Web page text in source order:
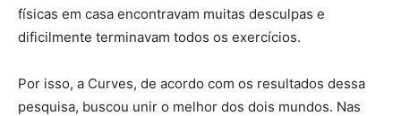
físicas em casa encontravam muitas desculpas e
dificilmente terminavam todos os exercícios.
Por isso, a Curves, de acordo com os resultados dessa
pesquisa, buscou unir o melhor dos dois mundos. Nas